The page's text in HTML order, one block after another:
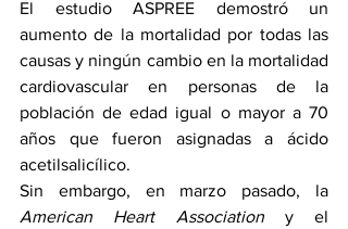
El estudio ASPREE demostró un
aumento de la mortalidad por todas las
causas y ningún cambio en la mortalidad
cardiovascular en personas de la
población de edad igual o mayor a 70
años que fueron asignadas a ácido
acetilsalicílico.
American Heart Association